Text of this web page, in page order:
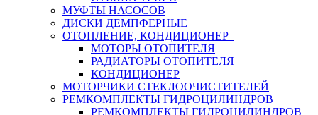
МУФТЫ НАСОСОВ
ДИСКИ ДЕМПФЕРНЫЕ
ОТОПЛЕНИЕ, КОНДИЦИОНЕР
МОТОРЫ ОТОПИТЕЛЯ
РАДИАТОРЫ ОТОПИТЕЛЯ
КОНДИЦИОНЕР
МОТОРЧИКИ СТЕКЛООЧИСТИТЕЛЕЙ
РЕМКОМПЛЕКТЫ ГИДРОЦИЛИНДРОВ
РЕМКОМПЛЕКТЫ ГИДРОЦИЛИНДРОВ